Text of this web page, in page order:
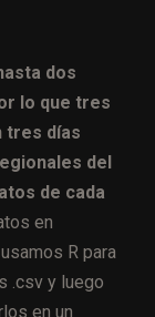
dos
lo que tres
tres días
del
de cada
en
R para
.csv y luego
en un